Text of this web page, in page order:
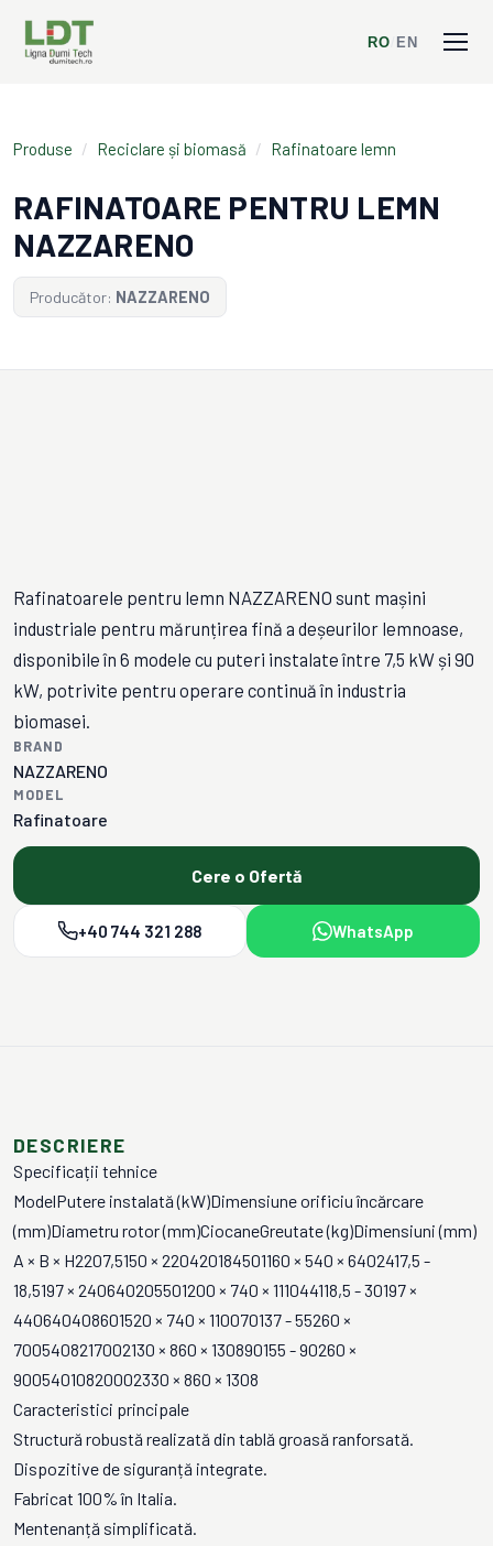
RO EN
Produse / Reciclare și biomasă / Rafinatoare lemn
RAFINATOARE PENTRU LEMN
NAZZARENO
Producător: NAZZARENO
Rafinatoarele pentru lemn NAZZARENO sunt mașini
industriale pentru mărunțirea fină a deșeurilor lemnoase,
disponibile în 6 modele cu puteri instalate între 7,5 kW și 90
kW, potrivite pentru operare continuă în industria
biomasei.
BRAND
NAZZARENO
MODEL
Rafinatoare
Cere o Ofertă
+40 744 321 288 WhatsApp
DESCRIERE
Specificații tehnice
ModelPutere instalată (kW)Dimensiune orificiu încărcare
(mm)Diametru rotor (mm)CiocaneGreutate (kg)Dimensiuni (mm)
A × B × H2207,5150 × 220420184501160 × 540 × 6402417,5 -
18,5197 × 240640205501200 × 740 × 111044118,5 - 30197 ×
440640408601520 × 740 × 110070137 - 55260 ×
7005408217002130 × 860 × 130890155 - 90260 ×
90054010820002330 × 860 × 1308
Caracteristici principale
Structură robustă realizată din tablă groasă ranforsată.
Dispozitive de siguranță integrate.
Fabricat 100% în Italia.
Mentenanță simplificată.